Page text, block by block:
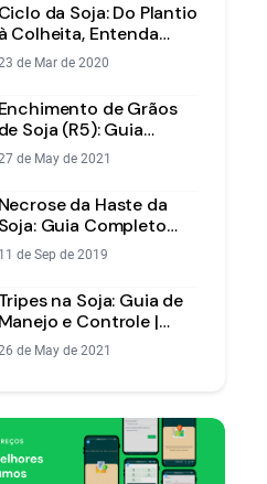
da Soja: Do Plantio
Colheita, Entenda
as Etapas
de Mar de 2020
de Grãos
Soja (R5): Guia
para Proteger
Produtividade
de May de 2021
da Haste da
Guia Completo
Identificar e
a Doença
de Sep de 2019
na Soja: Guia de
e Controle |
de May de 2021